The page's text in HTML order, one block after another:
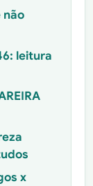
não
leitura
x